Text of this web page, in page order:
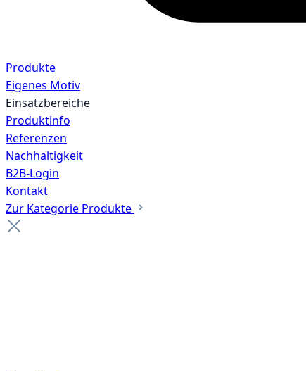
Produkte
Eigenes Motiv
Einsatzbereiche
Produktinfo
Referenzen
Nachhaltigkeit
B2B-Login
Kontakt
Zur Kategorie Produkte